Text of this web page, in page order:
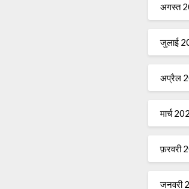
अगस्त
जुलाई
अप्रैल
मार्च
फ़रवरी
जनवरी